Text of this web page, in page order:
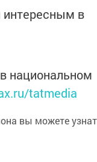
в
национальном
tatmedia
вы можете